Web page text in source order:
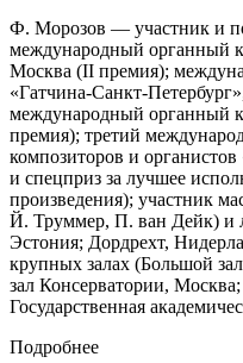
Ф. Морозов — участник и
международный органный
Москва (II премия);
«Гатчина-Санкт-
международный органный
премия); третий
композиторов и
и спецприз за лучшее
произведения); участник
Й. Труммер, П. ван Дейк) и
Эстония; Дордрехт,
крупных залах (Большой
зал Консерватории,
Государственная
Подробнее